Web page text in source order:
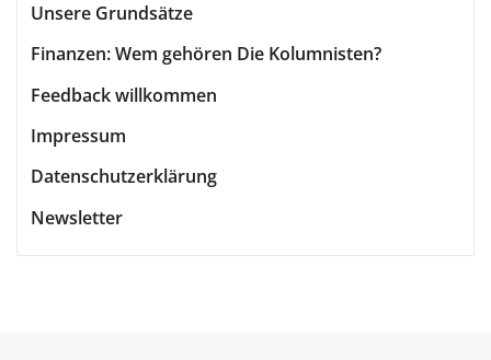
Unsere Grundsätze
Finanzen: Wem gehören Die Kolumnisten?
Feedback willkommen
Impressum
Datenschutzerklärung
Newsletter